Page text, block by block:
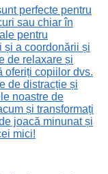
perfecte pentru
sau chiar în
pentru
și a coordonării și
de relaxare și
oferiți copiilor dvs.
de distracție și
noastre de
și transformați
joacă minunat și
mici!